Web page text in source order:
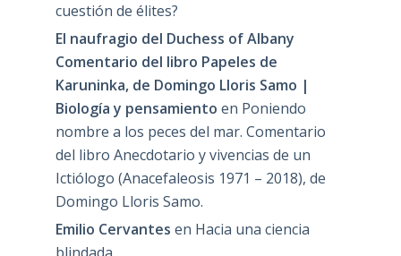
cuestión de élites?
El naufragio del Duchess of Albany
Comentario del libro Papeles de
Karuninka, de Domingo Lloris Samo |
Biología y pensamiento en Poniendo
nombre a los peces del mar. Comentario
del libro Anecdotario y vivencias de un
Ictiólogo (Anacefaleosis 1971 – 2018), de
Domingo Lloris Samo.
Emilio Cervantes en Hacia una ciencia